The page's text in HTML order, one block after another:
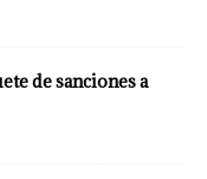
de sanciones a